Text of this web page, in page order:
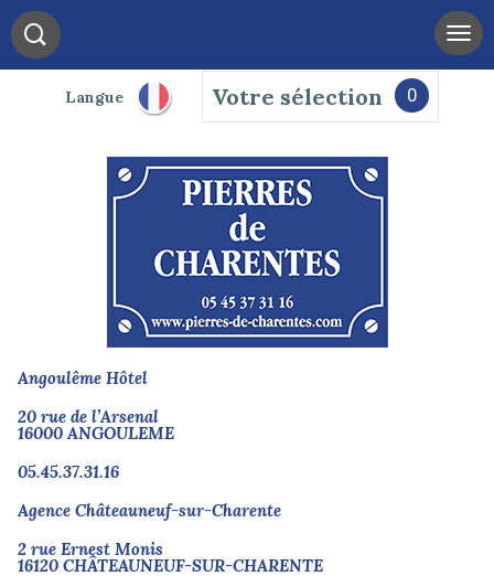
Langue Votre sélection 0
Angoulême Hôtel
20 rue de l’Arsenal
16000 ANGOULEME
05.45.37.31.16
Agence Châteauneuf-sur-Charente
2 rue Ernest Monis
16120 CHÂTEAUNEUF-SUR-CHARENTE